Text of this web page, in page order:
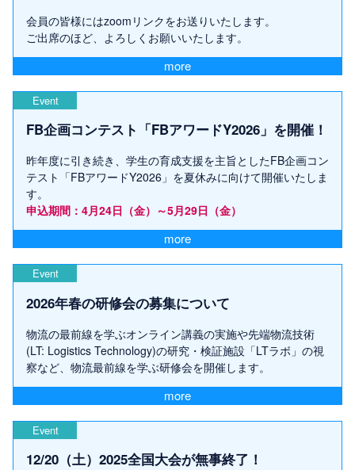
会員の皆様にはzoomリンクをお送りいたします。
ご出席のほど、よろしくお願いいたします。
more
Event
FB企画コンテスト「FBアワードY2026」を開催！
昨年度に引き続き、学生の育成支援を主旨としたFB企画コン
テスト「FBアワードY2026」を夏休みに向けて開催いたしま
す。
申込期間：4月24日（金）～5月29日（金）
more
Event
2026年春の研修会の募集について
物流の最前線を学ぶオンライン講義の実施や先端物流技術
(LT: Logistics Technology)の研究・検証施設「LTラボ」の視
察など、物流最前線を学ぶ研修会を開催します。
more
Event
12/20（土）2025全国大会が無事終了！